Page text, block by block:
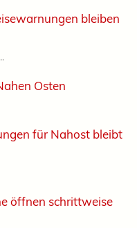
bleiben
Osten
für Nahost bleibt
öffnen schrittweise